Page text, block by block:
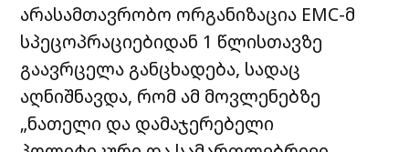
არასამთავრობო ორგანიზაცია EMC-მ
სპეცოპრაციებიდან 1 წლისთავზე
გაავრცელა განცხადება, სადაც
აღნიშნავდა, რომ ამ მოვლენებზე
„ნათელი და დამაჯერებელი